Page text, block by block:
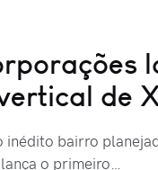
de
inédito bairro
o primeiro…